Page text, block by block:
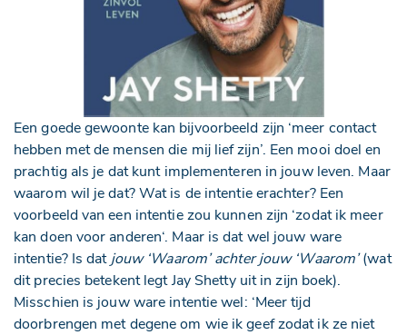
Een goede gewoonte kan bijvoorbeeld zijn ‘meer contact
hebben met de mensen die mij lief zijn’. Een mooi doel en
prachtig als je dat kunt implementeren in jouw leven. Maar
waarom wil je dat? Wat is de intentie erachter? Een
voorbeeld van een intentie zou kunnen zijn ‘zodat ik meer
kan doen voor anderen‘. Maar is dat wel jouw ware
intentie? Is dat jouw ‘Waarom’ achter jouw ‘Waarom’(wat
dit precies betekent legt Jay Shetty uit in zijn boek).
Misschien is jouw ware intentie wel: ‘Meer tijd
doorbrengen met degene om wie ik geef zodat ik ze niet